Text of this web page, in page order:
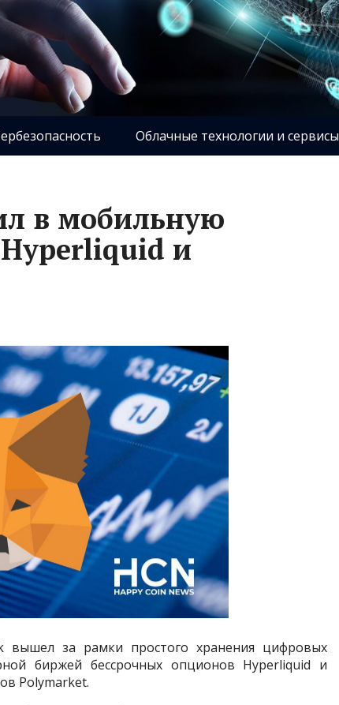
Облачные технологии и сервисы
в мобильную
и
вышел за рамки простого хранения цифровых
биржей бессрочных опционов Hyperliquid и
Polymarket.